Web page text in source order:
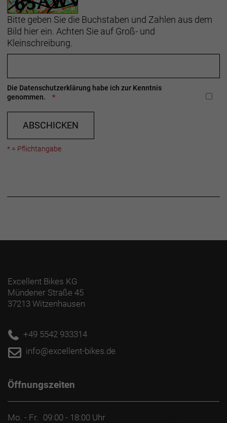
Bitte geben Sie die Buchstaben und Zahlen aus dem
Bild hier ein. Achten Sie auf Groß- und
Kleinschreibung.
Die Datenschutzerklärung habe ich zur Kenntnis
genommen.
ABSCHICKEN
* = Pflichtangabe
Excellent Bikes KG
Mündener Straße 45
37213 Witzenhausen
+49 5542 933314
info@excellent-bikes.de
Öffnungszeiten
Mo. - Fr. 09:00 - 18:00 Uhr